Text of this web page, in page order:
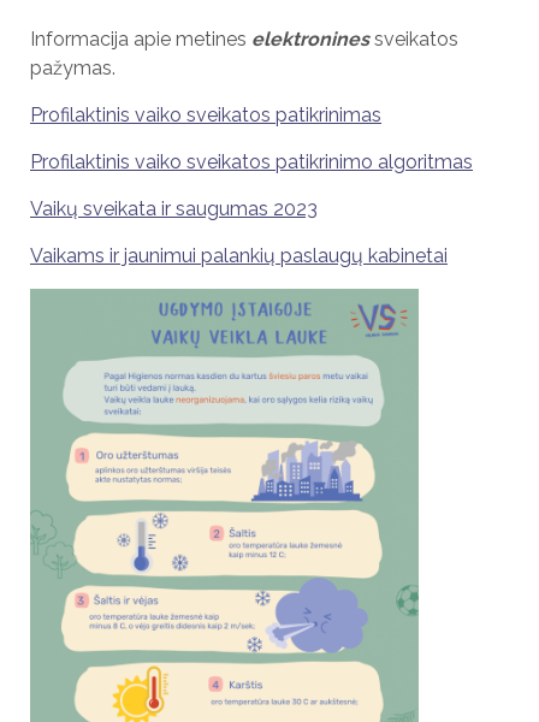
Informacija apie metines elektronines sveikatos
pažymas.
Profilaktinis vaiko sveikatos patikrinimas
Profilaktinis vaiko sveikatos patikrinimo algoritmas
Vaikų sveikata ir saugumas 2023
Vaikams ir jaunimui palankių paslaugų kabinetai